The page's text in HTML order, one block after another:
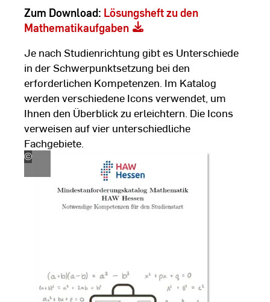
Zum Download: Lösungsheft zu den
Mathematikaufgaben
Je nach Studienrichtung gibt es Unterschiede
in der Schwerpunktsetzung bei den
erforderlichen Kompetenzen. Im Katalog
werden verschiedene Icons verwendet, um
Ihnen den Überblick zu erleichtern. Die Icons
verweisen auf vier unterschiedliche
Fachgebiete.
©
Didaktik